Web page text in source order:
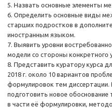
5. Назвать основные элементы
6. Определить основные виды
старших подростков в
иностранным языком.
7. Выявить уровни
модели со стороны конкретного
8. Представить куратору курса
2018 г. около 10 вариантов
формулировок тем диссертации.
подготовить новое
в части её формулировки,